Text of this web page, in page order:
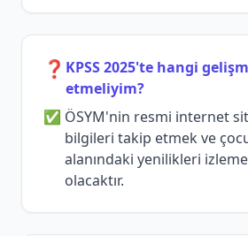
❓ KPSS 2025'te hangi
etmeliyim?
ÖSYM'nin resmi internet
bilgileri takip etmek ve
alanındaki yenilikleri
olacaktır.